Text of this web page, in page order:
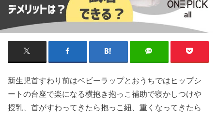
新生児首すわり前はベビーラップとおうちではヒップシ
ートの台座で楽になる横抱き抱っこ補助で寝かしつけや
授乳、首がすわってきたら抱っこ紐、重くなってきたら